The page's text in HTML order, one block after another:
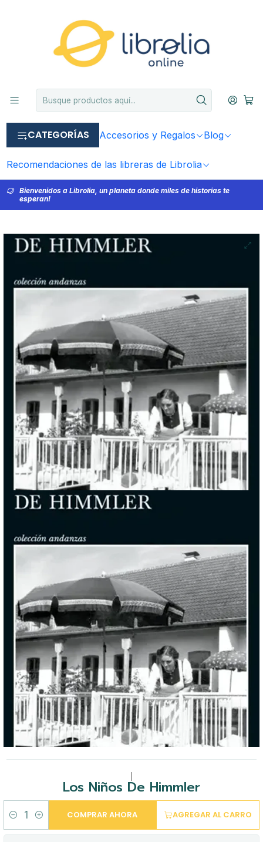
CATEGORÍAS Accesorios y Regalos Blog
Recomendaciones de las libreras de Librolia
Bienvenidos a Librolia, un planeta donde miles de historias te
esperan!
Los Niños De Himmler
Cantidad
AGREGAR AL CARRO
COMPRAR AHORA